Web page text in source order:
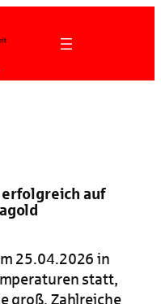
auf
25.04.2026 in
statt,
groß. Zahlreiche